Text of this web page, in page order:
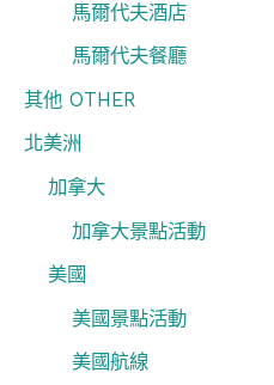
馬爾代夫酒店
馬爾代夫餐廳
其他 OTHER
北美洲
加拿大
加拿大景點活動
美國
美國景點活動
美國航線